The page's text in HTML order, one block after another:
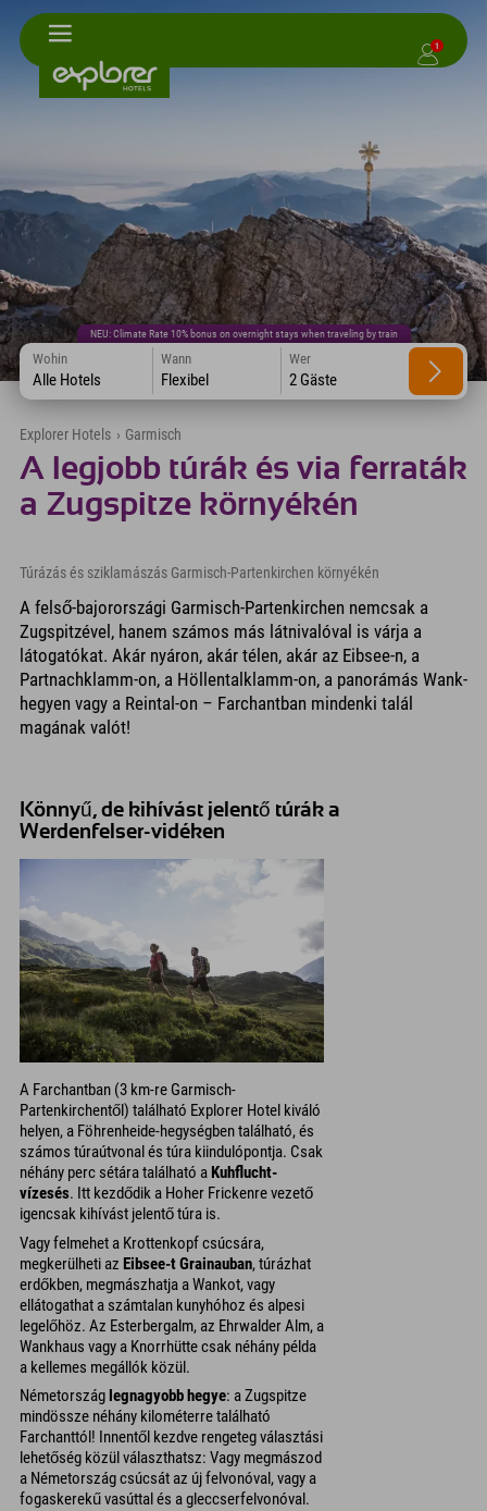
1
NEU: Climate Rate 10% bonus on overnight stays when traveling by train
Wohin
Alle Hotels
Wann
Flexibel
Wer
2 Gäste
Explorer Hotels › Garmisch
A legjobb túrák és via ferraták
a Zugspitze környékén
Túrázás és sziklamászás Garmisch-Partenkirchen környékén
A felső-bajorországi Garmisch-Partenkirchen nemcsak a
Zugspitzével, hanem számos más látnivalóval is várja a
látogatókat. Akár nyáron, akár télen, akár az Eibsee-n, a
Partnachklamm-on, a Höllentalklamm-on, a panorámás Wank-
hegyen vagy a Reintal-on – Farchantban mindenki talál
magának valót!
Könnyű, de kihívást jelentő túrák a
Werdenfelser-vidéken
A Farchantban (3 km-re Garmisch-
Partenkirchentől) található Explorer Hotel kiváló
helyen, a Föhrenheide-hegységben található, és
számos túraútvonal és túra kiindulópontja. Csak
néhány perc sétára található a Kuhflucht-
vízesés. Itt kezdődik a Hoher Frickenre vezető
igencsak kihívást jelentő túra is.
Vagy felmehet a Krottenkopf csúcsára,
megkerülheti az Eibsee-t Grainauban, túrázhat
erdőkben, megmászhatja a Wankot, vagy
ellátogathat a számtalan kunyhóhoz és alpesi
legelőhöz. Az Esterbergalm, az Ehrwalder Alm, a
Wankhaus vagy a Knorrhütte csak néhány példa
a kellemes megállók közül.
Németország legnagyobb hegye: a Zugspitze
mindössze néhány kilométerre található
Farchanttól! Innentől kezdve rengeteg választási
lehetőség közül választhatsz: Vagy megmászod
a Németország csúcsát az új felvonóval, vagy a
fogaskerekű vasúttal és a gleccserfelvonóval.